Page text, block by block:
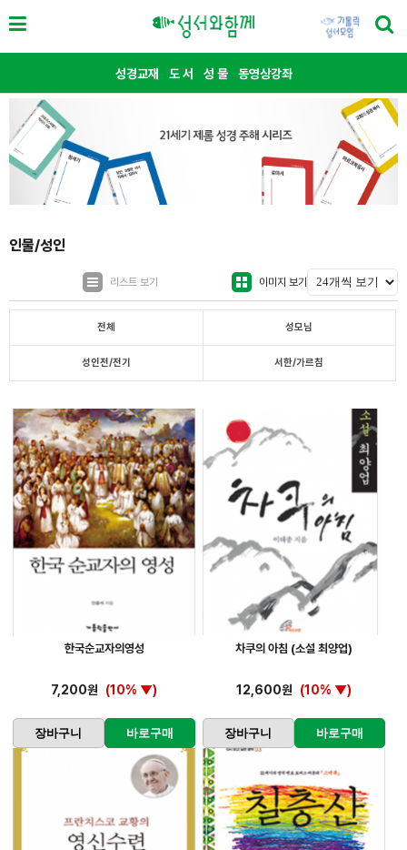
성경교재 도 서 성 물 동영상강좌
인물/성인
리스트 보기 이미지 보기
전체 성모님
성인전/전기 서한/가르침
한국순교자의영성
7,200원 (10% ▼)
장바구니 바로구매
차쿠의 아침 (소설 최양업)
12,600원 (10% ▼)
장바구니 바로구매